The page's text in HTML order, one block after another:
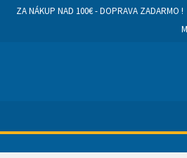
ZA NÁKUP NAD 100€ - DOPRAVA ZADARMO !
Hlavná stránka